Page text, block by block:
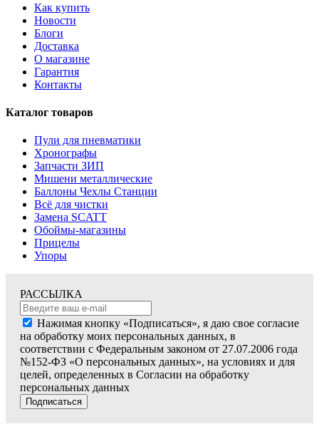
Как купить
Новости
Блоги
Доставка
О магазине
Гарантия
Контакты
Каталог товаров
Пули для пневматики
Хронографы
Запчасти ЗИП
Мишени металлические
Баллоны Чехлы Станции
Всё для чистки
Замена SCATT
Обоймы-магазины
Прицелы
Упоры
РАССЫЛКА
Нажимая кнопку «Подписаться», я даю свое согласие
на обработку моих персональных данных, в
соответствии с Федеральным законом от 27.07.2006 года
№152-ФЗ «О персональных данных», на условиях и для
целей, определенных в Согласии на обработку
персональных данных
Подписаться